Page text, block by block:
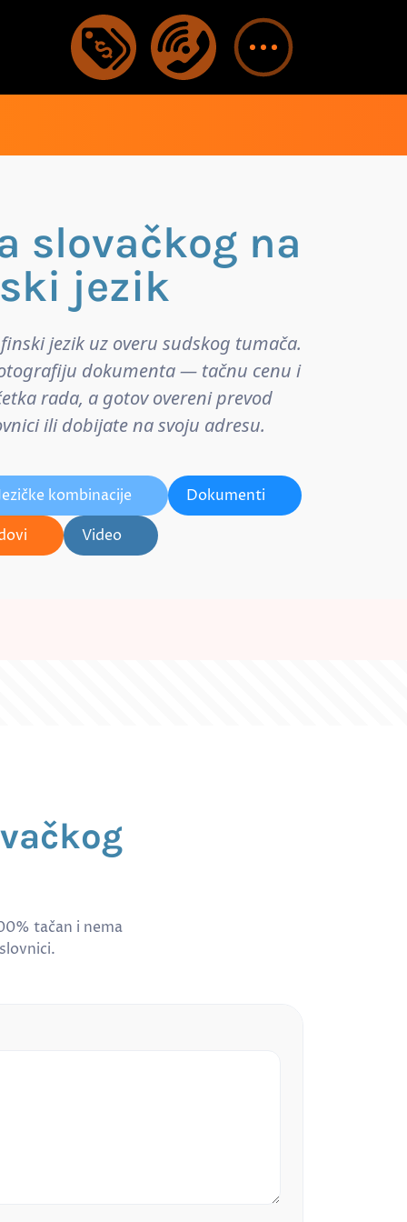
slovačkog na
jezik
jezik uz overu sudskog tumača.
dokumenta — tačnu cenu i
rada, a gotov overeni prevod
ili dobijate na svoju adresu.
kombinacije
Dokumenti
Video
tačan i nema